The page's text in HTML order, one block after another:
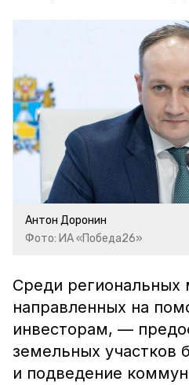
Антон Доронин
Фото: ИА «Победа26»
Среди региональных
направленных на
инвесторам, —
земельных участков
и подведение